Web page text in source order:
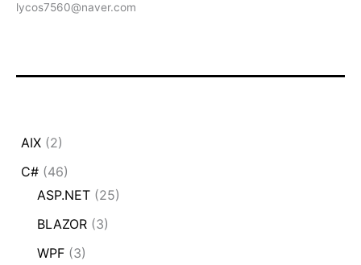
lycos7560@naver.com
AIX (2)
C# (46)
ASP.NET (25)
BLAZOR (3)
WPF (3)